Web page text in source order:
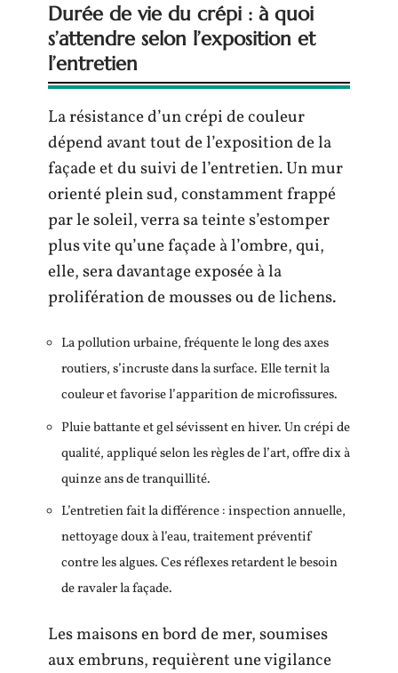
Durée de vie du crépi : à quoi
s’attendre selon l’exposition et
l’entretien
La résistance d’un crépi de couleur
dépend avant tout de l’exposition de la
façade et du suivi de l’entretien. Un mur
orienté plein sud, constamment frappé
par le soleil, verra sa teinte s’estomper
plus vite qu’une façade à l’ombre, qui,
elle, sera davantage exposée à la
prolifération de mousses ou de lichens.
La pollution urbaine, fréquente le long des axes
routiers, s’incruste dans la surface. Elle ternit la
couleur et favorise l’apparition de microfissures.
Pluie battante et gel sévissent en hiver. Un crépi de
qualité, appliqué selon les règles de l’art, offre dix à
quinze ans de tranquillité.
L’entretien fait la différence : inspection annuelle,
nettoyage doux à l’eau, traitement préventif
contre les algues. Ces réflexes retardent le besoin
de ravaler la façade.
Les maisons en bord de mer, soumises
aux embruns, requièrent une vigilance